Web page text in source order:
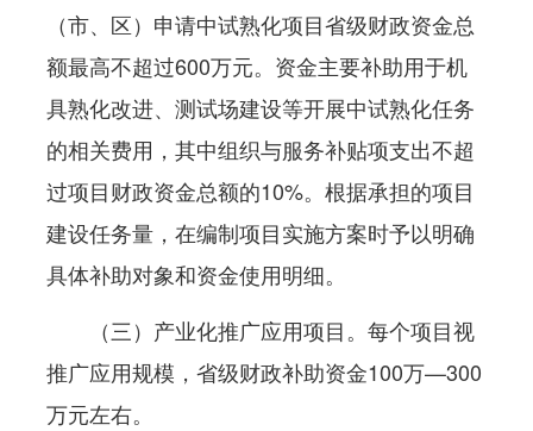
（市、区）申请中试熟化项目省级财政资金总
额最高不超过600万元。资金主要补助用于机
具熟化改进、测试场建设等开展中试熟化任务
的相关费用，其中组织与服务补贴项支出不超
过项目财政资金总额的10%。根据承担的项目
建设任务量，在编制项目实施方案时予以明确
具体补助对象和资金使用明细。
（三）产业化推广应用项目。每个项目视
推广应用规模，省级财政补助资金100万—300
万元左右。